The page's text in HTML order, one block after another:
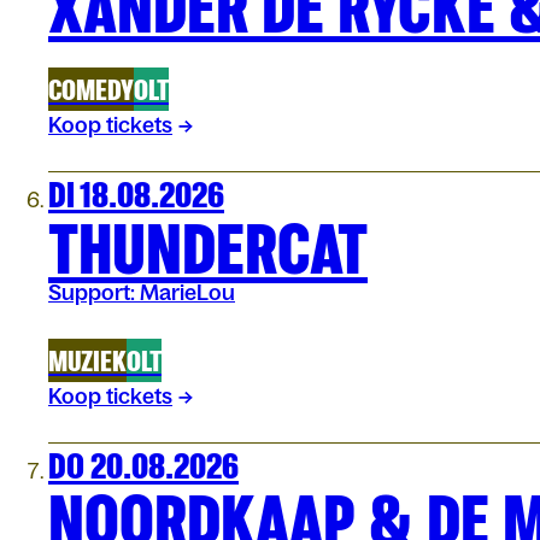
COMEDYOLT
Koop tickets
DI 18.08.2026
THUNDERCAT
Support: MarieLou
MUZIEKOLT
Koop tickets
DO 20.08.2026
NOORDKAAP & DE